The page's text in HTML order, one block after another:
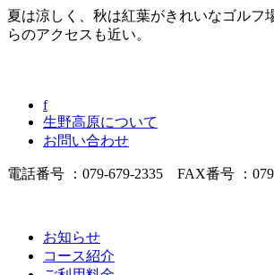
夏は涼しく、秋は紅葉がきれいなゴルフ
らのアクセスも近い。
f
生野高原について
お問い合わせ
電話番号 ：079-679-2335 FAX番号 ：
お知らせ
コース紹介